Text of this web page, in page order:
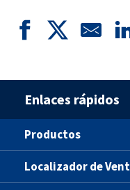
Enlaces rápidos
Productos
Localizador de